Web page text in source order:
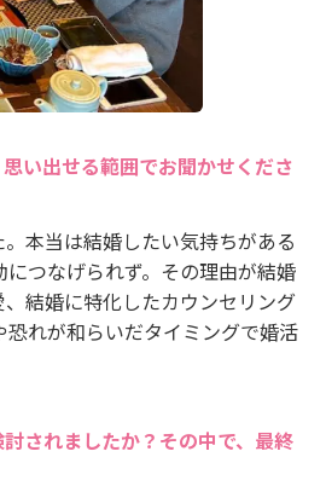
い出せる範囲でお聞かせくださ
本当は結婚したい気持ちがある
つなげられず。その理由が結婚
結婚に特化したカウンセリング
れが和らいだタイミングで婚活
されましたか？その中で、最終